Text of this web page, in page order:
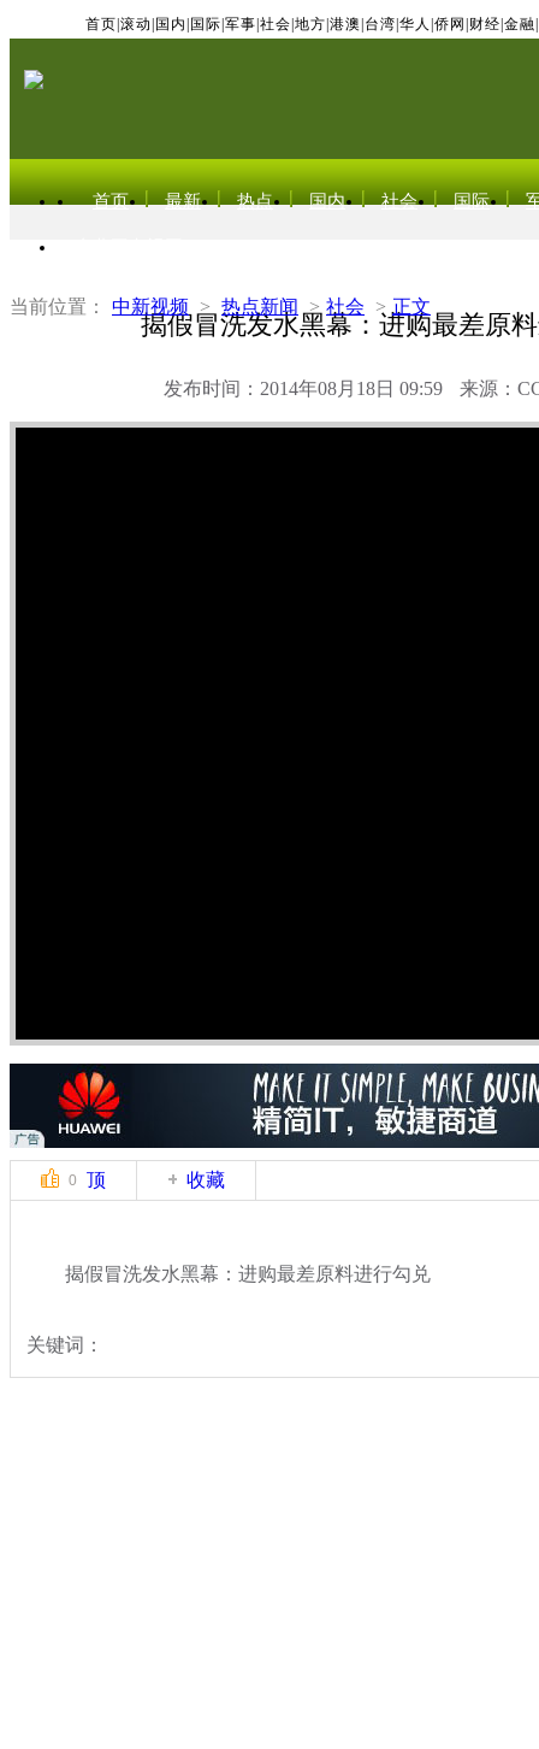
首页 滚动 国内 国际 军事 社会 地方 港澳 台湾 华人 侨网 财经 金融
首页 最新 热点 国内 社会 国际
当前位置： 中新视频 > 热点新闻 > 社会 > 正文
揭假冒洗发水黑幕：进购最差原
发布时间：2014年08月18日 09:59 来源：
0 顶 收藏
揭假冒洗发水黑幕：进购最差原料进行勾兑
关键词：